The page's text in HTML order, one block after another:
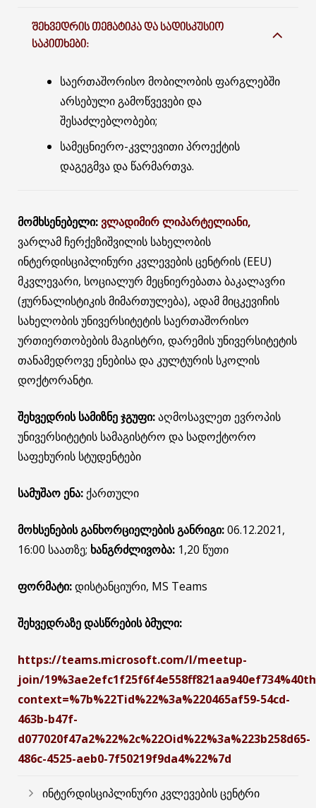
ᲨᲔᲮᲕᲔᲓᲠᲘᲡ ᲗᲔᲛᲐᲢᲘᲙᲐ ᲓᲐ ᲡᲐᲓᲘᲡᲙᲣᲡᲘᲝ
ᲡᲐᲙᲘᲗᲮᲔᲑᲘ:
საერთაშორისო მობილობის ფარგლებში
არსებული გამოწვევები და
შესაძლებლობები;
სამეცნიერო-კვლევითი პროექტის
დაგეგმვა და წარმართვა.
მომხსენებელი:ვლადიმირლიპარტელიანი,
ვარლამ ჩერქეზიშვილის სახელობის
ინტერდისციპლინური კვლევების ცენტრის (EEU)
მკვლევარი, სოციალურ მეცნიერებათა ბაკალავრი
(ჟურნალისტიკის მიმართულება), ადამ მიცკევიჩის
სახელობის უნივერსიტეტის საერთაშორისო
ურთიერთობების მაგისტრი, დარემის უნივერსიტეტის
თანამედროვე ენებისა და კულტურის სკოლის
დოქტორანტი.
შეხვედრის სამიზნე ჯგუფი:აღმოსავლეთ ევროპის
უნივერსიტეტის სამაგისტრო და სადოქტორო
საფეხურის სტუდენტები
სამუშაო ენა: ქართული
მოხსენების განხორციელების განრიგი:06.12.2021,
16:00 საათზე; ხანგრძლივობა: 1,20 წუთი
ფორმატი:დისტანციური, MS Teams
შეხვედრაზე დასწრების ბმული:
https://teams.microsoft.com/l/meetup-
join/
context=%7b%22Tid%22%3a%220465af59-54cd-
463b-b47f-
d077020f47a2%22%2c%22Oid%22%3a%223b258d65-
486c-4525-aeb0-7f50219f9da4%22%7d
ინტერდისციპლინური კვლევების ცენტრი